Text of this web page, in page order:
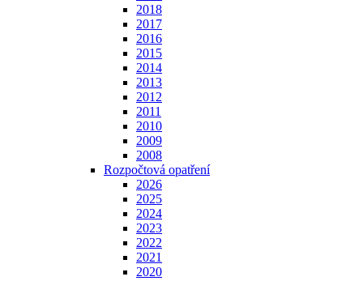
2018
2017
2016
2015
2014
2013
2012
2011
2010
2009
2008
Rozpočtová opatření
2026
2025
2024
2023
2022
2021
2020